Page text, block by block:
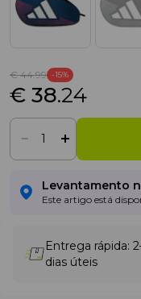
€ 44.99 -15%
€ 38.24
Levantamento
Este artigo está
Entrega rápida:
dias úteis